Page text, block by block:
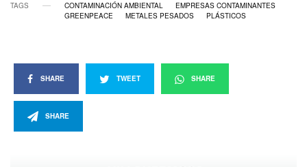
TAGS CONTAMINACIÓN AMBIENTAL
EMPRESAS CONTAMINANTES
GREENPEACE
METALES PESADOS PLÁSTICOS
SHARE TWEET SHARE
SHARE